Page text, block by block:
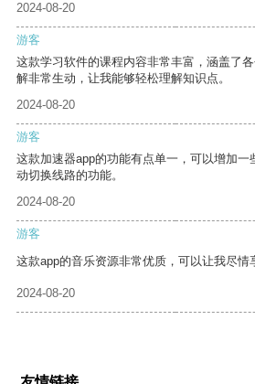
2024-08-20
游客
这款学习软件的课程内容非常丰富，涵盖了
解非常生动，让我能够轻松理解知识点。
2024-08-20
游客
这款加速器app的功能有点单一，可以增加一
动切换线路的功能。
2024-08-20
游客
这款app的音乐资源非常优质，可以让我尽情
2024-08-20